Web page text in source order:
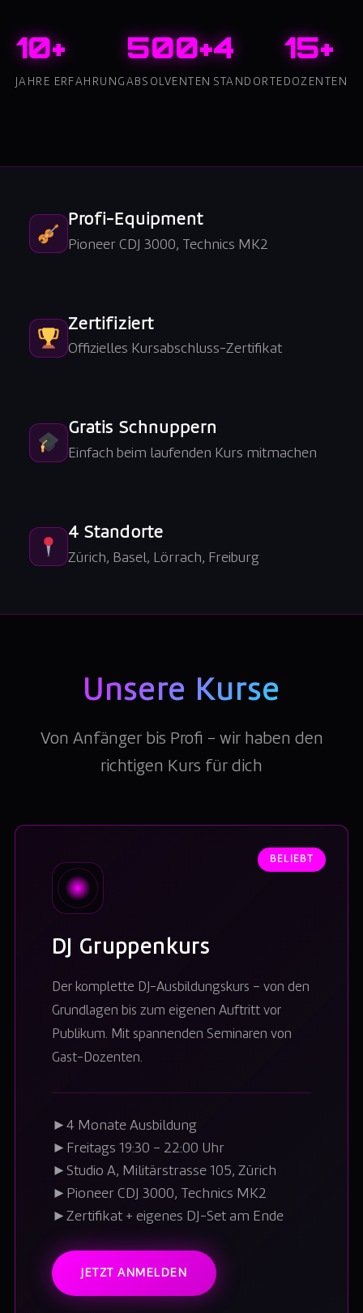
10+
JAHRE ERFAHRUNG
500+
ABSOLVENTEN
4
STANDORTE
15+
DOZENTEN
Profi-Equipment
Pioneer CDJ 3000, Technics MK2
Zertifiziert
Offizielles Kursabschluss-Zertifikat
Gratis Schnuppern
Einfach beim laufenden Kurs mitmachen
4 Standorte
Zürich, Basel, Lörrach, Freiburg
Unsere Kurse
Von Anfänger bis Profi – wir haben den
richtigen Kurs für dich
BELIEBT
DJ Gruppenkurs
Der komplette DJ-Ausbildungskurs – von den
Grundlagen bis zum eigenen Auftritt vor
Publikum. Mit spannenden Seminaren von
Gast-Dozenten.
► 4 Monate Ausbildung
► Freitags 19:30 – 22:00 Uhr
► Studio A, Militärstrasse 105, Zürich
► Pioneer CDJ 3000, Technics MK2
► Zertifikat + eigenes DJ-Set am Ende
JETZT ANMELDEN